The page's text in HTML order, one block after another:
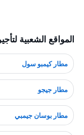
المواقع الشعبية
مطار كيمبو سول
مطار جيجو
مطار بوسان جيمبي